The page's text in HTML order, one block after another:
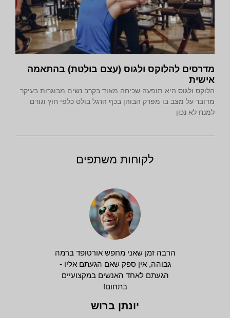
מדרסים להלוקס ולגוס (עצם בולטת) בהתאמה
אישית
הלוקס ולגוס היא תופעה שכיחה מאוד בקרב נשים מבוגרות בעיקר.
מדובר על מצב בו מפרק הבוהן בכף הרגל בולט כלפי חוץ וגורם
למנח לא נכון
לקוחות משתפים
הרבה זמן שאני מחפש אורטופד ברמה
גבוהה, אין ספק שאם הגעתם אליו -
הגעתם לאחד האנשים במקצועיים
בתחום!
יונתן ברוש